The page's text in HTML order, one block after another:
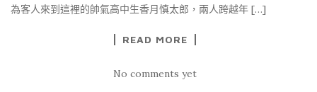
為客人來到這裡的帥氣高中生香月慎太郎，兩人跨越年 […]
READ MORE
No comments yet